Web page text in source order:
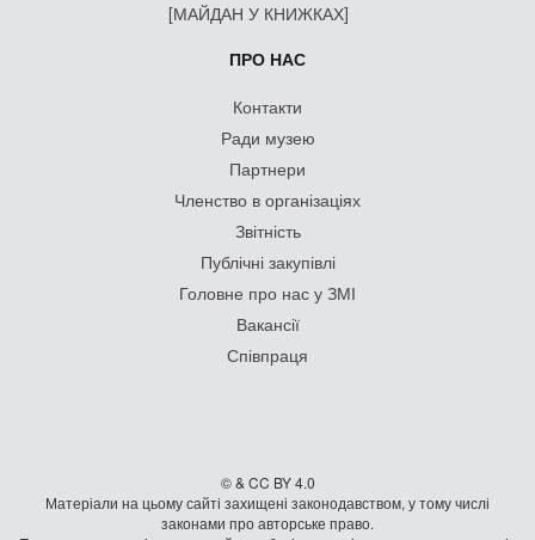
[МАЙДАН У КНИЖКАХ]
ПРО НАС
Контакти
Ради музею
Партнери
Членство в організаціях
Звітність
Публічні закупівлі
Головне про нас у ЗМІ
Вакансії
Співпраця
© & CC BY 4.0
Матеріали на цьому сайті захищені законодавством, у тому числі
законами про авторське право.